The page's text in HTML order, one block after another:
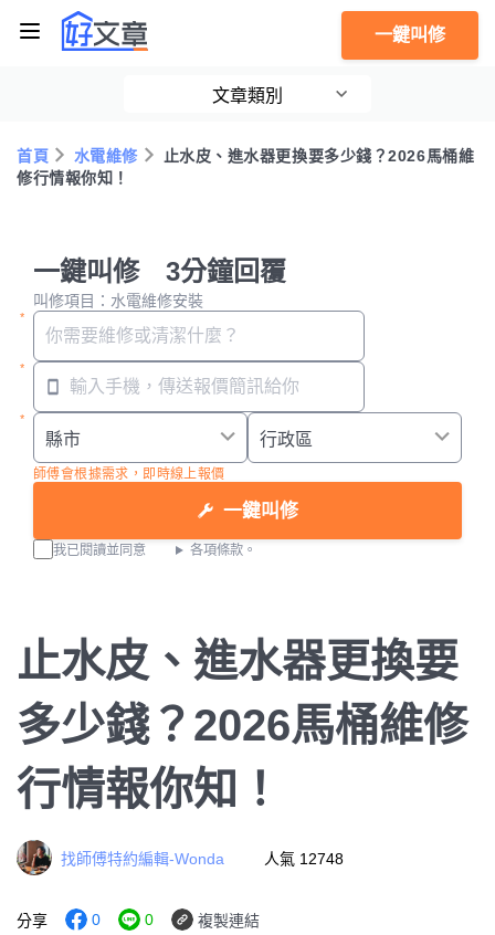
一鍵叫修
文章類別
首頁 水電維修
止水皮、進水器更換要多少錢？2026馬桶維
修行情報你知！
一鍵叫修 3分鐘回覆
叫修項目：水電維修安裝
師傅會根據需求，即時線上報價
一鍵叫修
我已閱讀並同意 各項條款。
止水皮、進水器更換要
多少錢？2026馬桶維修
行情報你知！
找師傅特約編輯-Wonda 人氣 12748
分享 0 0 複製連結